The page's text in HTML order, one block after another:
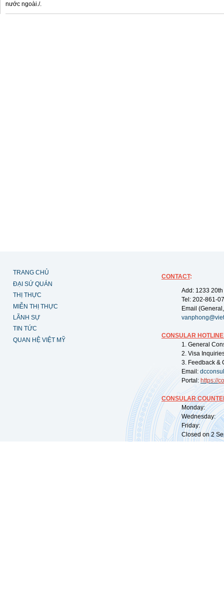
nước ngoài./.
TRANG CHỦ
ĐẠI SỨ QUÁN
THỊ THỰC
MIỄN THỊ THỰC
LÃNH SỰ
TIN TỨC
QUAN HỆ VIỆT MỸ
CONTACT:
Add: 1233
Tel: 202-861-
Email
CONSULAR
1. General
2. Visa
3. Feedback &
Email:
Portal: https://
CONSULAR
Monday:
Wednesday:
Friday:
Closed on 2